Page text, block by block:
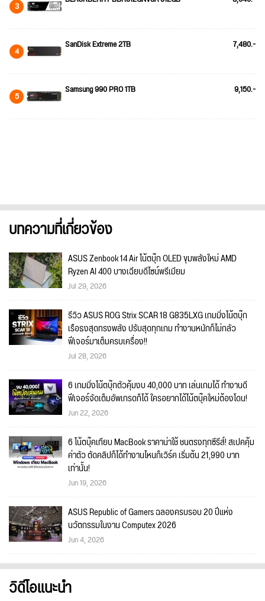
3
4 SanDisk Extreme 2TB 7,480.-
5 Samsung 990 PRO 1TB 9,150.-
บทความที่เกี่ยวข้อง
ASUS Zenbook 14 Air โน้ตบุ๊ก OLED ขุมพลังใหม่ AMD
Ryzen AI 400 บางเฉียบดีไซน์พรีเมียม
Jul 29, 2026
รีวิว ASUS ROG Strix SCAR 18 G835LXG เกมมิ่งโน้ตบุ๊ก
เรือธงสุดทรงพลัง ปรับสุดทุกเกม ทำงานหนักก็ไม่กลัว
ฟีเจอร์มาเต็มครบเครื่อง!!
Jul 28, 2026
6 เกมมิ่งโน้ตบุ๊กตัวคุ้มงบ 40,000 บาท เล่นเกมได้ ทำงานดี
ฟีเจอร์จัดเต็มอัพเกรดก็ได้ ใครอยากได้โน้ตบุ๊คใหม่ต้องโดน!
Jun 22, 2026
6 โน้ตบุ๊คเทียบ MacBook ราคาน่าใช้ ชนตรงทุกซีรีส์! สเปคคุ้ม
ค่าตัว ตัดคลิปก็ได้ทำงานไหนก็เวิร์ค เริ่มต้น 21,990 บาท
เท่านั้น!
Jun 19, 2026
ASUS Republic of Gamers ฉลองครบรอบ 20 ปีแห่ง
นวัตกรรมในงาน Computex 2026
Jun 4, 2026
วิดีโอแนะนำ